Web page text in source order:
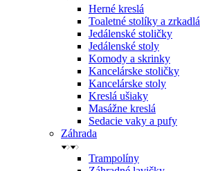
Herné kreslá
Toaletné stolíky a zrkadlá
Jedálenské stoličky
Jedálenské stoly
Komody a skrinky
Kancelárske stoličky
Kancelárske stoly
Kreslá ušiaky
Masážne kreslá
Sedacie vaky a pufy
Záhrada
Trampolíny